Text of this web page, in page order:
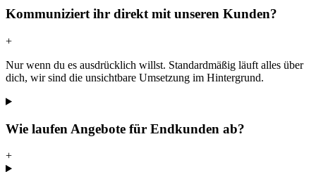
Kommuniziert ihr direkt mit unseren Kunden?
+
Nur wenn du es ausdrücklich willst. Standardmäßig läuft alles über
dich, wir sind die unsichtbare Umsetzung im Hintergrund.
Wie laufen Angebote für Endkunden ab?
+